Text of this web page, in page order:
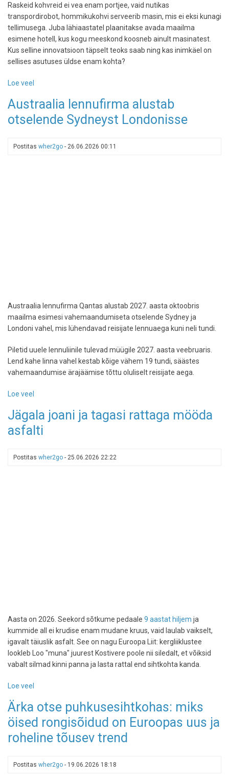
Raskeid kohvreid ei vea enam portjee, vaid nutikas
transpordirobot, hommikukohvi serveerib masin, mis ei eksi kunagi
tellimusega. Juba lähiaastatel plaanitakse avada maailma
esimene hotell, kus kogu meeskond koosneb ainult masinatest.
Kus selline innovatsioon täpselt teoks saab ning kas inimkäel on
sellises asutuses üldse enam kohta?
Loe veel
esimene
täielikult
hotell
Austraalia lennufirma alustab
otselende Sydneyst Londonisse
Postitas wher2go - 26.06.2026 00:11
Austraalia lennufirma Qantas alustab 2027. aasta oktoobris
maailma esimesi vahemaandumiseta otselende Sydney ja
Londoni vahel, mis lühendavad reisijate lennuaega kuni neli tundi.
Piletid uuele lennuliinile tulevad müügile 2027. aasta veebruaris.
Lend kahe linna vahel kestab kõige vähem 19 tundi, säästes
vahemaandumise ärajäämise tõttu oluliselt reisijate aega.
Loe veel
lennufirma
alustab
Londonisse
Jägala joani ja tagasi rattaga mööda
asfalti
Postitas wher2go - 25.06.2026 22:22
Aasta on 2026. Seekord sõtkume pedaale 9 aastat hiljem ja
kummide all ei krudise enam mudane kruus, vaid laulab vaikselt,
igavalt täiuslik asfalt. See on nagu Euroopa Liit: kergliiklustee
lookleb Loo "muna" juurest Kostivere poole nii siledalt, et võiksid
vabalt silmad kinni panna ja lasta rattal end sihtkohta kanda.
Loe veel
joani
ja
tagasi
rattaga
asfalti
Ärka otse puhkusesihtkohas: miks
öised rongisõidud on Euroopas uus ja
roheline tõusev trend
Postitas wher2go - 19.06.2026 18:18